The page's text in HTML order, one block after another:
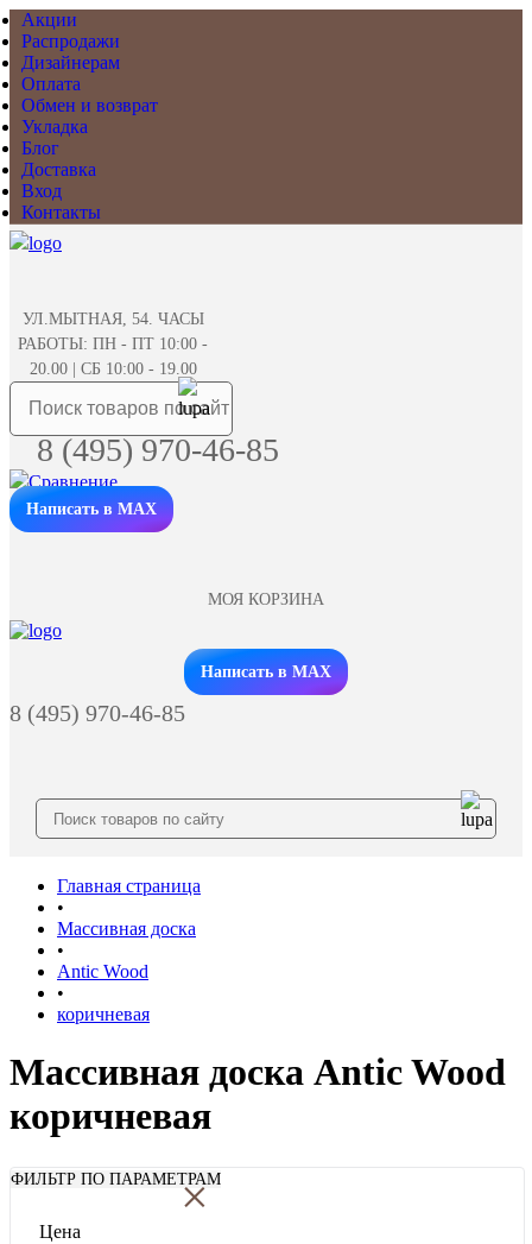
Акции
Распродажи
Дизайнерам
Оплата
Обмен и возврат
Укладка
Блог
Доставка
Вход
Контакты
УЛ.МЫТНАЯ, 54. ЧАСЫ
РАБОТЫ: ПН - ПТ 10:00 -
20.00 | СБ 10:00 - 19.00
8 (495) 970-46-85
Написать в MAX
МОЯ КОРЗИНА
Заказать звонок
Написать в MAX
8 (495) 970-46-85
Главная страница
•
Массивная доска
•
Antic Wood
•
коричневая
Массивная доска Antic Wood
коричневая
ФИЛЬТР ПО ПАРАМЕТРАМ
×
Цена